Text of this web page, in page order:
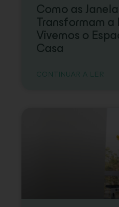
Como as
Transformam a
Vivemos o
Casa
CONTINUAR A LER